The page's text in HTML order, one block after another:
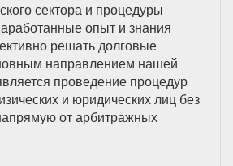
сектора и процедуры
опыт и знания
решать долговые
направлением нашей
проведение процедур
и юридических лиц без
от арбитражных